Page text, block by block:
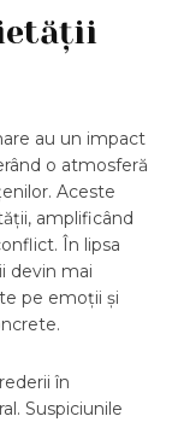
au un impact
o atmosferă
Aceste
amplificând
În lipsa
devin mai
pe emoții și
în
Suspiciunile